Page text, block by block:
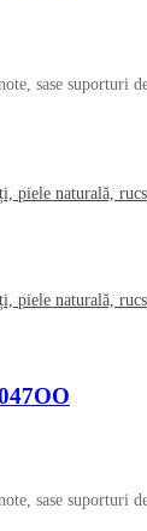
sase suporturi
sase suporturi